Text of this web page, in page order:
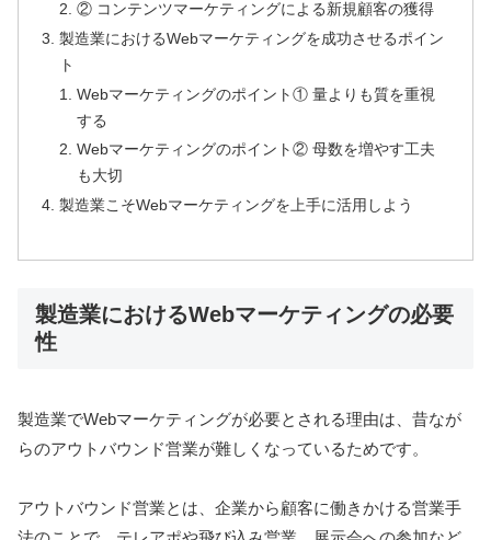
② コンテンツマーケティングによる新規顧客の獲得
製造業におけるWebマーケティングを成功させるポイン
ト
Webマーケティングのポイント① 量よりも質を重視
する
Webマーケティングのポイント② 母数を増やす工夫
も大切
製造業こそWebマーケティングを上手に活用しよう
製造業におけるWebマーケティングの必要
性
製造業でWebマーケティングが必要とされる理由は、昔なが
らのアウトバウンド営業が難しくなっているためです。
アウトバウンド営業とは、企業から顧客に働きかける営業手